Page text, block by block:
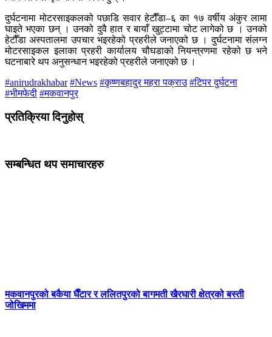
दुर्घटनामा मोटरसाइकलको पछाडि सवार हेटौँडा–६ का १७ वर्षीय अंकुर लामा
घाइते भएका छन् । उनको दुवै हात र बायाँ खुट्टामा चोट लागेको छ । उनको
हेटौँडा अस्पतालमा उपचार भइरहेको प्रहरीले जनाएको छ । दुर्घटनामा संलग्न
मोटरसाइकल इलाका प्रहरी कार्यालय चौघडाको नियन्त्रणमा रहेको छ भने
घटनाबारे थप अनुसन्धान भइरहेको प्रहरीले जनाएको छ ।
#anirudrakhabar #News #कृष्णबहादुर महरा पक्राउ #टिपर दुर्घटना
#भीमफेदी #मकवानपुर
प्रतिक्रिया दिनुहोस्
सम्बन्धित थप समाचारहरु
मकवानपुरको बकैया घैँटार र ललितपुरको बागमती खैरघारी क्षेत्रको बस्ती
जोखिममा